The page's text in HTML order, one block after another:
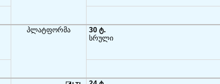
პლატფორმა
30 ტ.
სრული